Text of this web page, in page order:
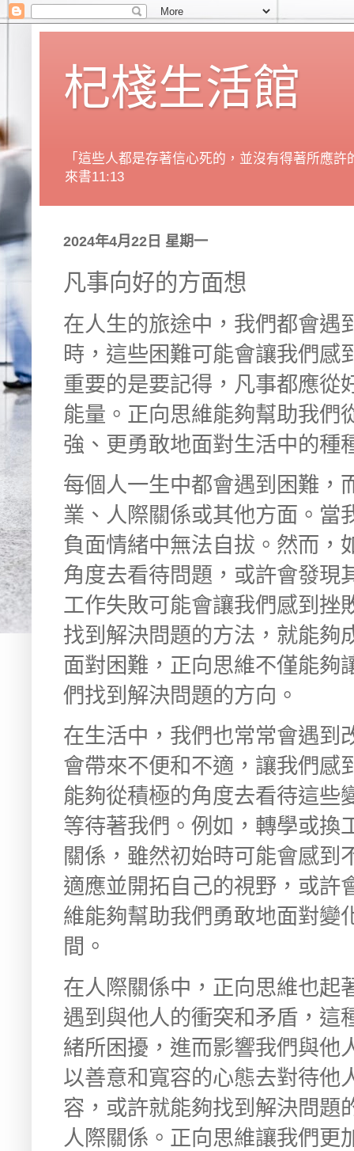
杞棧生活館
「這些人都是存著信心死的，並沒有得著所應
來書11:13
2024年4月22日 星期一
凡事向好的方面想
在人生的旅途中，我們都會遇
時，這些困難可能會讓我們感
重要的是要記得，凡事都應從
能量。正向思維能夠幫助我們
強、更勇敢地面對生活中的種
每個人一生中都會遇到困難，
業、人際關係或其他方面。當
負面情緒中無法自拔。然而，
角度去看待問題，或許會發現
工作失敗可能會讓我們感到挫
找到解決問題的方法，就能夠
面對困難，正向思維不僅能夠
們找到解決問題的方向。
在生活中，我們也常常會遇到
會帶來不便和不適，讓我們感
能夠從積極的角度去看待這些
等待著我們。例如，轉學或換
關係，雖然初始時可能會感到
適應並開拓自己的視野，或許
維能夠幫助我們勇敢地面對變
間。
在人際關係中，正向思維也起
遇到與他人的衝突和矛盾，這
緒所困擾，進而影響我們與他
以善意和寬容的心態去對待他
容，或許就能夠找到解決問題
人際關係。正向思維讓我們更